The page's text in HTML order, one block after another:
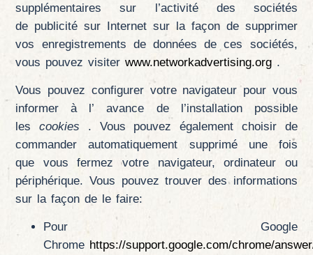
supplémentaires sur l’activité des sociétés
de publicité sur Internet sur la façon de supprimer
vos enregistrements de données de ces sociétés,
vous pouvez visiterwww.networkadvertising.org .
Vous pouvez configurer votre navigateur pour vous
informer à l’ avance de l’installation possible
lescookies . Vous pouvez également choisir de
commander automatiquement supprimé une fois
que vous fermez votre navigateur, ordinateur ou
périphérique. Vous pouvez trouver des informations
sur la façon de le faire:
Pour Google
Chrome https://support.google.com/chrome/